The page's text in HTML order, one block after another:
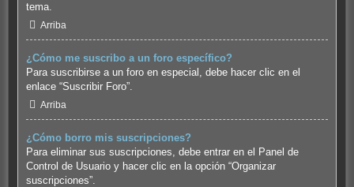
tema.
Arriba
¿Cómo me suscribo a un foro específico?
Para suscribirse a un foro en especial, debe hacer clic en el
enlace “Suscribir Foro”.
Arriba
¿Cómo borro mis suscripciones?
Para eliminar sus suscripciones, debe entrar en el Panel de
Control de Usuario y hacer clic en la opción “Organizar
suscripciones”.